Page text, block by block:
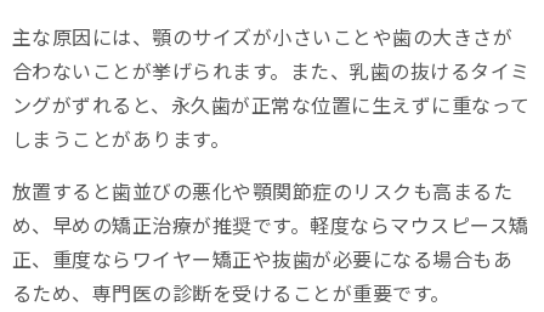
まとめ
主な原因には、顎のサイズが小さいことや歯の大きさが
合わないことが挙げられます。また、乳歯の抜けるタイミ
ングがずれると、永久歯が正常な位置に生えずに重なって
しまうことがあります。
放置すると歯並びの悪化や顎関節症のリスクも高まるた
め、早めの矯正治療が推奨です。軽度ならマウスピース矯
正、重度ならワイヤー矯正や抜歯が必要になる場合もあ
るため、専門医の診断を受けることが重要です。